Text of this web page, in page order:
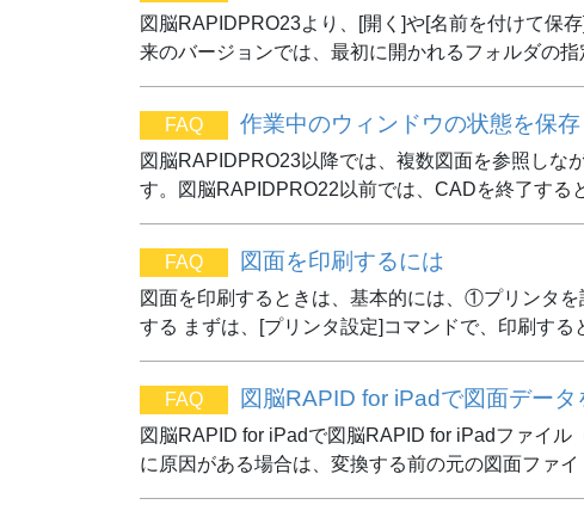
図脳RAPIDPRO23より、[開く]や[名前を付けて保
来のバージョンでは、最初に開かれるフォルダの
FAQ 作業中のウィンドウの状態を保
図脳RAPIDPRO23以降では、複数図面を参照しな
す。図脳RAPIDPRO22以前では、CADを終了する
FAQ 図面を印刷するには
図面を印刷するときは、基本的には、①プリン
する まずは、[プリンタ設定]コマンドで、印刷す
FAQ 図脳RAPID for iPadで図面デー
図脳RAPID for iPadで図脳RAPID for iPadファイ
に原因がある場合は、変換する前の元の図面ファ